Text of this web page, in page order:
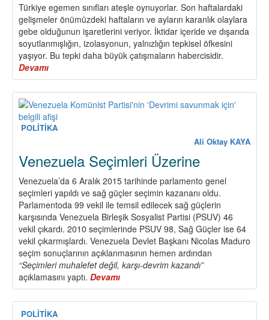
Türkiye egemen sınıfları ateşle oynuyorlar. Son haftalardaki
gelişmeler önümüzdeki haftaların ve ayların karanlık olaylara
gebe olduğunun işaretlerini veriyor. İktidar içeride ve dışarıda
soyutlanmışlığın, izolasyonun, yalnızlığın tepkisel öfkesini
yaşıyor. Bu tepki daha büyük çatışmaların habercisidir.
Devamı
Daha
Güçlü
TKP
!
POLİTİKA
Ali Oktay KAYA
Venezuela Seçimleri Üzerine
Venezuela’da 6 Aralık 2015 tarihinde parlamento genel
seçimleri yapıldı ve sağ güçler seçimin kazananı oldu.
Parlamentoda 99 vekil ile temsil edilecek sağ güçlerin
karşısında Venezuela Birleşik Sosyalist Partisi (PSUV) 46
vekil çıkardı. 2010 seçimlerinde PSUV 98, Sağ Güçler ise 64
vekil çıkarmışlardı. Venezuela Devlet Başkanı Nicolas Maduro
seçim sonuçlarının açıklanmasının hemen ardından
“Seçimleri muhalefet değil, karşı-devrim kazandı”
açıklamasını yaptı. Devamı
Venezuela
Seçimleri
POLİTİKA